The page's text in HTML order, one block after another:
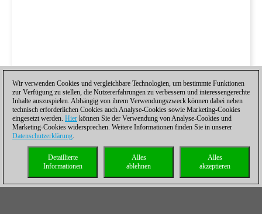
Wir verwenden Cookies und vergleichbare Technologien, um bestimmte Funktionen
zur Verfügung zu stellen, die Nutzererfahrungen zu verbessern und interessengerechte
Inhalte auszuspielen. Abhängig von ihrem Verwendungszweck können dabei neben
technisch erforderlichen Cookies auch Analyse-Cookies sowie Marketing-Cookies
eingesetzt werden. Hier können Sie der Verwendung von Analyse-Cookies und
Marketing-Cookies widersprechen. Weitere Informationen finden Sie in unserer
Datenschutzerklärung.
Alles
akzeptieren
Alles
ablehnen
Detaillierte
Informationen